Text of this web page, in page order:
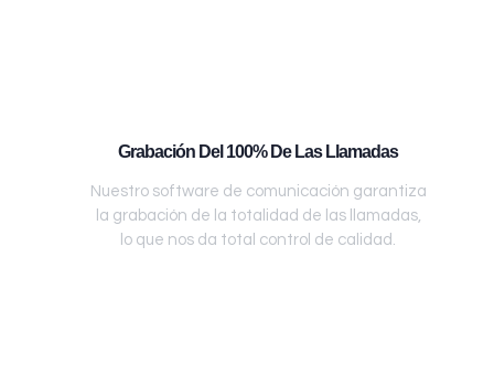
Grabación Del 100% De Las Llamadas
Nuestro software de comunicación garantiza
la grabación de la totalidad de las llamadas,
lo que nos da total control de calidad.